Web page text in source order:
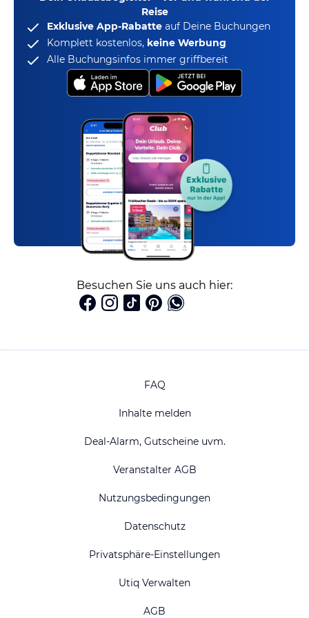
Reise
Exklusive App-Rabatte auf Deine Buchungen
Komplett kostenlos, keine Werbung
Alle Buchungsinfos immer griffbereit
Besuchen Sie uns auch hier:
FAQ
Inhalte melden
Deal-Alarm, Gutscheine uvm.
Veranstalter AGB
Nutzungsbedingungen
Datenschutz
Privatsphäre-Einstellungen
Utiq Verwalten
AGB